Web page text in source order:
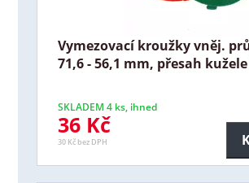
Vymezovací kroužky vněj.
71,6 - 56,1 mm, přesah
SKLADEM 4 ks, ihned
36 Kč
30 Kč bez DPH